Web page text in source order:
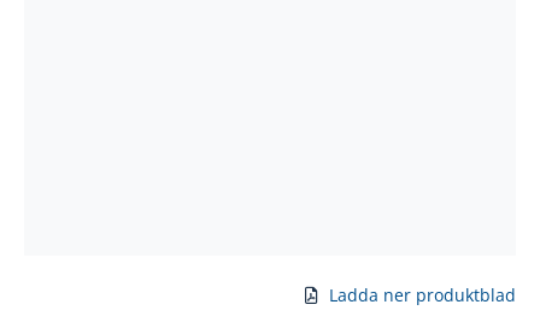
Ladda ner produktblad